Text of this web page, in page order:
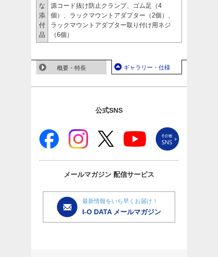
な
添
付
品
源コード抜け防止クランプ、ゴム足（4
個）、ラックマウントアダプター（2個）、
ラックマウントアダプター取り付け用ネジ
（6個）
概要・特長 ギャラリー・仕様
公式SNS
メールマガジン 配信サービス
最新情報をいち早くお届け！
I-O DATA メールマガジン